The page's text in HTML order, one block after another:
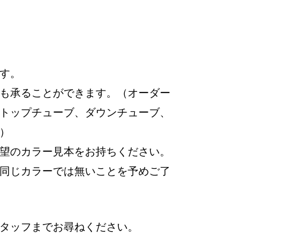
。
承ることができます。（オーダー
プチューブ、ダウンチューブ、
カラー見本をお持ちください。
じカラーでは無いことを予めご了
フまでお尋ねください。